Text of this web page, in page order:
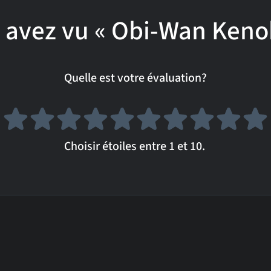
vu « Obi-Wan
Quelle est votre évaluation?
Choisir étoiles entre 1 et 10.